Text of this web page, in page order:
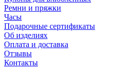
Ремни и пряжки
Часы
Подарочные сертификаты
Об изделиях
Оплата и доставка
Отзывы
Контакты